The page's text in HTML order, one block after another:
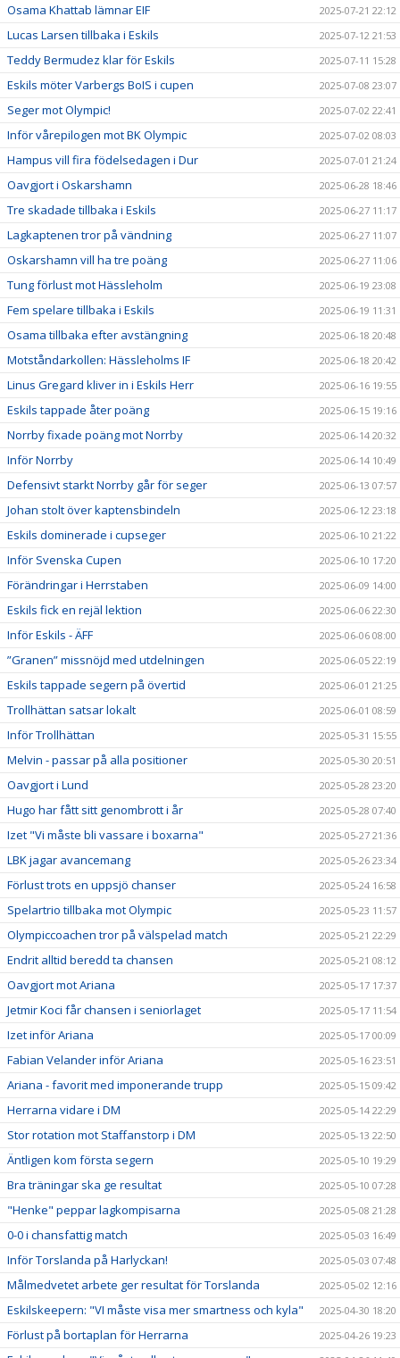
Osama Khattab lämnar EIF 2025-07-21 22:12
Lucas Larsen tillbaka i Eskils 2025-07-12 21:53
Teddy Bermudez klar för Eskils 2025-07-11 15:28
Eskils möter Varbergs BoIS i cupen 2025-07-08 23:07
Seger mot Olympic! 2025-07-02 22:41
Inför vårepilogen mot BK Olympic 2025-07-02 08:03
Hampus vill fira födelsedagen i Dur 2025-07-01 21:24
Oavgjort i Oskarshamn 2025-06-28 18:46
Tre skadade tillbaka i Eskils 2025-06-27 11:17
Lagkaptenen tror på vändning 2025-06-27 11:07
Oskarshamn vill ha tre poäng 2025-06-27 11:06
Tung förlust mot Hässleholm 2025-06-19 23:08
Fem spelare tillbaka i Eskils 2025-06-19 11:31
Osama tillbaka efter avstängning 2025-06-18 20:48
Motståndarkollen: Hässleholms IF 2025-06-18 20:42
Linus Gregard kliver in i Eskils Herr 2025-06-16 19:55
Eskils tappade åter poäng 2025-06-15 19:16
Norrby fixade poäng mot Norrby 2025-06-14 20:32
Inför Norrby 2025-06-14 10:49
Defensivt starkt Norrby går för seger 2025-06-13 07:57
Johan stolt över kaptensbindeln 2025-06-12 23:18
Eskils dominerade i cupseger 2025-06-10 21:22
Inför Svenska Cupen 2025-06-10 17:20
Förändringar i Herrstaben 2025-06-09 14:00
Eskils fick en rejäl lektion 2025-06-06 22:30
Inför Eskils - ÄFF 2025-06-06 08:00
”Granen” missnöjd med utdelningen 2025-06-05 22:19
Eskils tappade segern på övertid 2025-06-01 21:25
Trollhättan satsar lokalt 2025-06-01 08:59
Inför Trollhättan 2025-05-31 15:55
Melvin - passar på alla positioner 2025-05-30 20:51
Oavgjort i Lund 2025-05-28 23:20
Hugo har fått sitt genombrott i år 2025-05-28 07:40
Izet "Vi måste bli vassare i boxarna" 2025-05-27 21:36
LBK jagar avancemang 2025-05-26 23:34
Förlust trots en uppsjö chanser 2025-05-24 16:58
Spelartrio tillbaka mot Olympic 2025-05-23 11:57
Olympiccoachen tror på välspelad match 2025-05-21 22:29
Endrit alltid beredd ta chansen 2025-05-21 08:12
Oavgjort mot Ariana 2025-05-17 17:37
Jetmir Koci får chansen i seniorlaget 2025-05-17 11:54
Izet inför Ariana 2025-05-17 00:09
Fabian Velander inför Ariana 2025-05-16 23:51
Ariana - favorit med imponerande trupp 2025-05-15 09:42
Herrarna vidare i DM 2025-05-14 22:29
Stor rotation mot Staffanstorp i DM 2025-05-13 22:50
Äntligen kom första segern 2025-05-10 19:29
Bra träningar ska ge resultat 2025-05-10 07:28
"Henke" peppar lagkompisarna 2025-05-08 21:28
0-0 i chansfattig match 2025-05-03 16:49
Inför Torslanda på Harlyckan! 2025-05-03 07:48
Målmedvetet arbete ger resultat för Torslanda 2025-05-02 12:16
Eskilskeepern: "VI måste visa mer smartness och kyla" 2025-04-30 18:20
Förlust på bortaplan för Herrarna 2025-04-26 19:23